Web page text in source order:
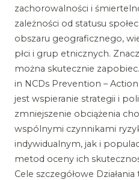
zachorowalności i
zależności od statusu
obszaru geograficznego,
płci i grup etnicznych.
można skutecznie
in NCDs Prevention –
jest wspieranie strategii i
zmniejszenie obciążenia
wspólnymi czynnikami
indywidualnym, jak i
metod oceny ich
Cele szczegółowe Działania